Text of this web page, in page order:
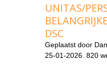
UNITAS/
DSC
Geplaatst door
25-01-2026. 820